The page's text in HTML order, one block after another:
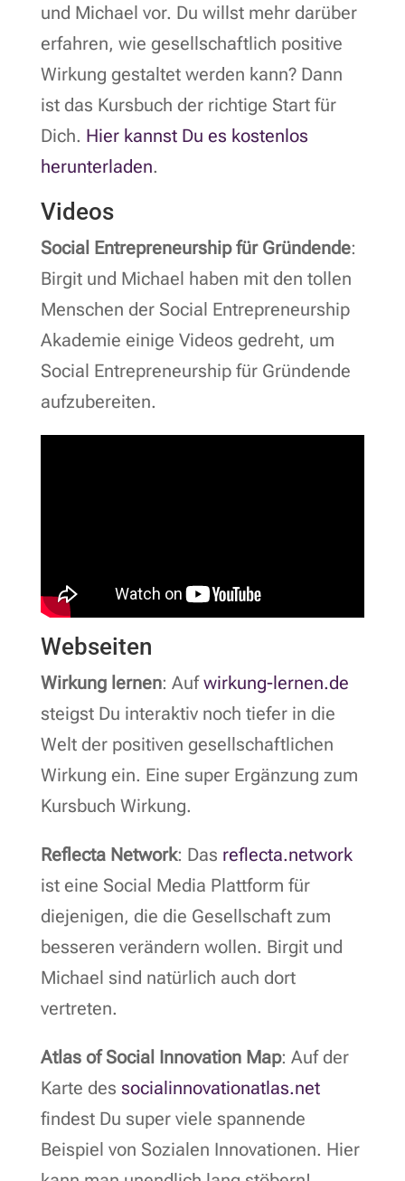
und Michael vor. Du willst mehr darüber
erfahren, wie gesellschaftlich positive
Wirkung gestaltet werden kann? Dann
ist das Kursbuch der richtige Start für
Dich. Hier kannst Du es kostenlos
herunterladen.
Videos
Social Entrepreneurship für Gründende:
Birgit und Michael haben mit den tollen
Menschen der Social Entrepreneurship
Akademie einige Videos gedreht, um
Social Entrepreneurship für Gründende
aufzubereiten.
Webseiten
Wirkung lernen: Aufwirkung-lernen.de
steigst Du interaktiv noch tiefer in die
Welt der positiven gesellschaftlichen
Wirkung ein. Eine super Ergänzung zum
Kursbuch Wirkung.
Reflecta Network: Das reflecta.network
ist eine Social Media Plattform für
diejenigen, die die Gesellschaft zum
besseren verändern wollen. Birgit und
Michael sind natürlich auch dort
vertreten.
Atlas of Social Innovation Map: Auf der
Karte des socialinnovationatlas.net
findest Du super viele spannende
Beispiel von Sozialen Innovationen. Hier